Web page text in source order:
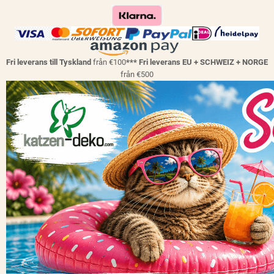
Fri leverans till Tyskland från €100*** Fri leverans EU + SCHWEIZ + NORGE
från €500